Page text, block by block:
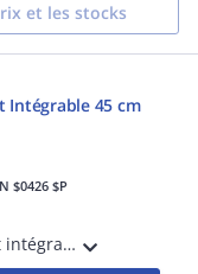
et les stocks
Intégrable 45 cm
$0426 $P
Lave-vaisselle tout intégrable 45 cm 82 cm 3 paniers- 10 couverts, Moteur inverter, Bandeau de commande tactile noir, Cuve et porte inox - PROGRAMMES / FONCTIONS : 8 programmes dont : Programme 1 heure, Express 50°C, Auto 50°C - 60°C et Aut